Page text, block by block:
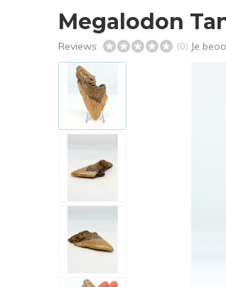
Megalodon
Reviews: (0) Je